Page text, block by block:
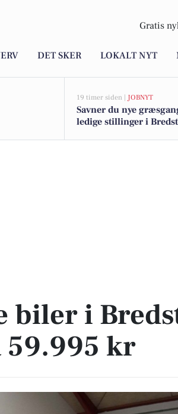
Gratis
DET SKER LOKALT NYT
19 timer siden | JOBNYT
Savner du nye
ledige stillinger i
59.995 kr
biler i
59.995 kr